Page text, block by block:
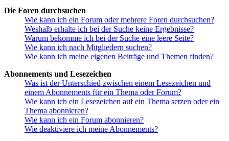
Die Foren durchsuchen
Wie kann ich ein Forum oder mehrere Foren durchsuchen?
Weshalb erhalte ich bei der Suche keine Ergebnisse?
Warum bekomme ich bei der Suche eine leere Seite?
Wie kann ich nach Mitgliedern suchen?
Wie kann ich meine eigenen Beiträge und Themen finden?
Abonnements und Lesezeichen
Was ist der Unterschied zwischen einem Lesezeichen und
einem Abonnements für ein Thema oder Forum?
Wie kann ich ein Lesezeichen auf ein Thema setzen oder ein
Thema abonnieren?
Wie kann ich ein Forum abonnieren?
Wie deaktiviere ich meine Abonnements?